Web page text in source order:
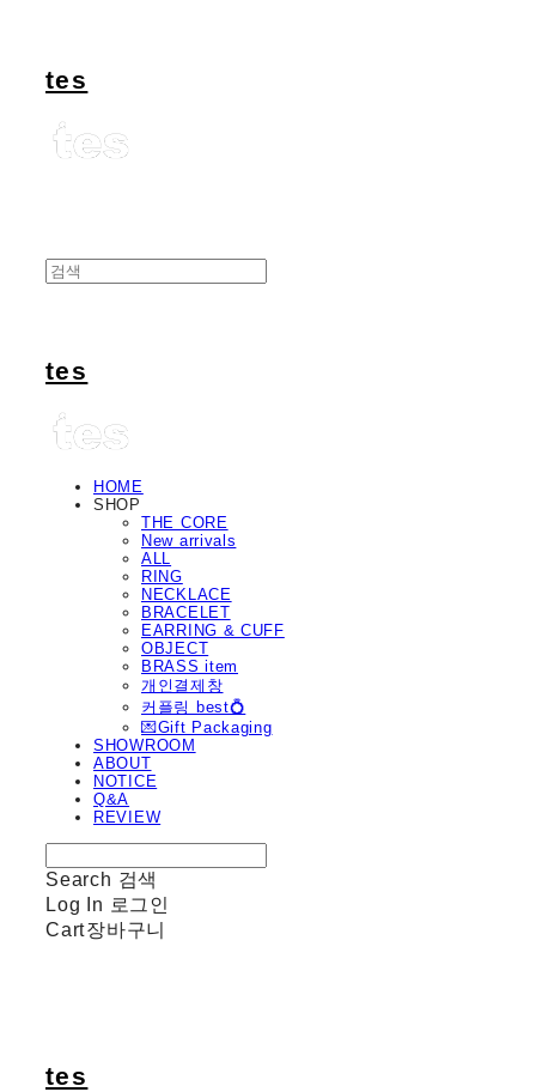
tes
tes
HOME
SHOP
THE CORE
New arrivals
ALL
RING
NECKLACE
BRACELET
EARRING & CUFF
OBJECT
BRASS item
개인결제창
커플링 best💍
💌Gift Packaging
SHOWROOM
ABOUT
NOTICE
Q&A
REVIEW
Search 검색
Log In 로그인
Cart장바구니
tes